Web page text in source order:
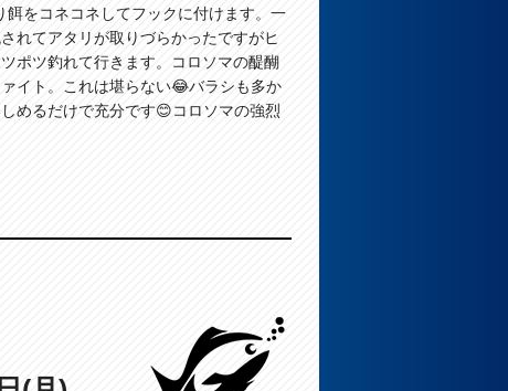
餌をコネコネしてフックに付けます。一
れてアタリが取りづらかったですがヒ
ポツ釣れて行きます。コロソマの醍醐
イト。これは堪らない😂バラシも多か
めるだけで充分です😊コロソマの強烈